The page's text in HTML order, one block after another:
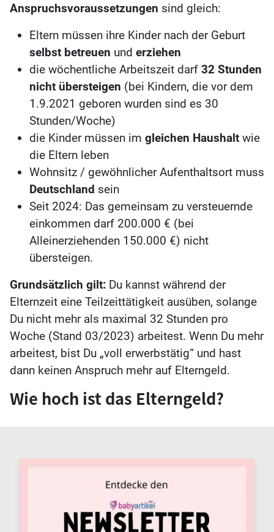
Anspruchsvoraussetzungen sind gleich:
Eltern müssen ihre Kinder nach der Geburt
selbst betreuen und erziehen
die wöchentliche Arbeitszeit darf 32 Stunden
nicht übersteigen (bei Kindern, die vor dem
1.9.2021 geboren wurden sind es 30
Stunden/Woche)
die Kinder müssen im gleichen Haushalt wie
die Eltern leben
Wohnsitz / gewöhnlicher Aufenthaltsort muss
Deutschland sein
Seit 2024: Das gemeinsam zu versteuernde
einkommen darf 200.000 € (bei
Alleinerziehenden 150.000 €) nicht
übersteigen.
Grundsätzlich gilt: Du kannst während der
Elternzeit eine Teilzeittätigkeit ausüben, solange
Du nicht mehr als maximal 32 Stunden pro
Woche (Stand 03/2023) arbeitest. Wenn Du mehr
arbeitest, bist Du „voll erwerbstätig“ und hast
dann keinen Anspruch mehr auf Elterngeld.
Wie hoch ist das Elterngeld?